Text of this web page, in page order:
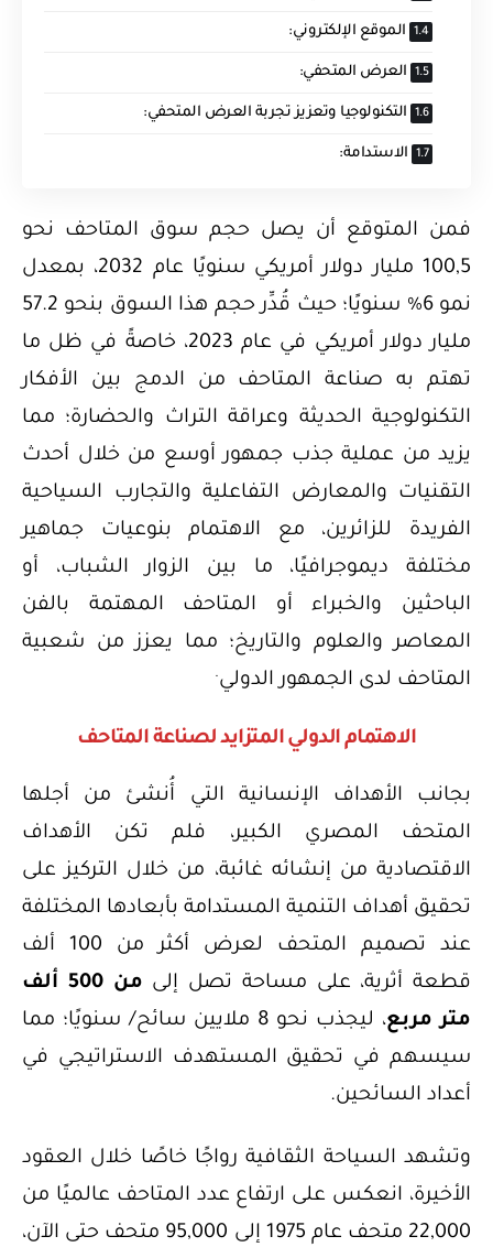
الموقع الإلكتروني:
العرض المتحفي:
التكنولوجيا وتعزيز تجربة العرض المتحفي:
الاستدامة:
فمن المتوقع أن يصل حجم سوق المتاحف نحو
100,5 مليار دولار أمريكي سنويًا عام 2032، بمعدل
نمو 6% سنويًا؛ حيث قُدِّر حجم هذا السوق بنحو 57.2
مليار دولار أمريكي في عام 2023، خاصةً في ظل ما
تهتم به صناعة المتاحف من الدمج بين الأفكار
التكنولوجية الحديثة وعراقة التراث والحضارة؛ مما
يزيد من عملية جذب جمهور أوسع من خلال أحدث
التقنيات والمعارض التفاعلية والتجارب السياحية
الفريدة للزائرين، مع الاهتمام بنوعيات جماهير
مختلفة ديموجرافيًا، ما بين الزوار الشباب، أو
الباحثين والخبراء أو المتاحف المهتمة بالفن
المعاصر والعلوم والتاريخ؛ مما يعزز من شعبية
المتاحف لدى الجمهور الدولي
الاهتمام الدولي المتزايد لصناعة المتاحف
بجانب الأهداف الإنسانية التي أُنشئ من أجلها
المتحف المصري الكبير، فلم تكن الأهداف
الاقتصادية من إنشائه غائبة، من خلال التركيز على
تحقيق أهداف التنمية المستدامة بأبعادها المختلفة
عند تصميم المتحف لعرض أكثر من 100 ألف
قطعة أثرية، على مساحة تصل إلى
من 500 ألف
متر مربع
، ليجذب نحو 8 ملايين سائح/ سنويًا؛ مما
سيسهم في تحقيق المستهدف الاستراتيجي في
أعداد السائحين.
وتشهد السياحة الثقافية رواجًا خاصًا خلال العقود
الأخيرة، انعكس على ارتفاع عدد المتاحف عالميًا من
22,000 متحف عام 1975 إلى 95,000 متحف حتى الآن،